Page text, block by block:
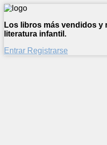
Los libros más vendidos y
literatura infantil.
Entrar Registrarse